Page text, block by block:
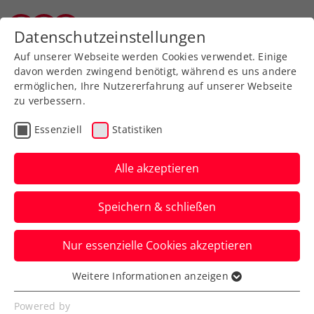
Zurück zur Newsübersicht
Turniere
Erste Bank Open: 2.
Wien-Triumph zum
Abschied von
Erler/Miedler
Das ÖTV-Spitzendoppel setzt sich im
Finale des ATP-500-Heimevents im letzten
gemeinsamen Match durch.
Datenschutzeinstellungen
Auf unserer Webseite werden Cookies verwendet. Einige
davon werden zwingend benötigt, während es uns andere
ermöglichen, Ihre Nutzererfahrung auf unserer Webseite
zu verbessern.
Essenziell Statistiken
Alle akzeptieren
Speichern & schließen
Nur essenzielle Cookies akzeptieren
Essenziell
Essenzielle Cookies werden für grundlegende
Weitere Informationen anzeigen
Powered by